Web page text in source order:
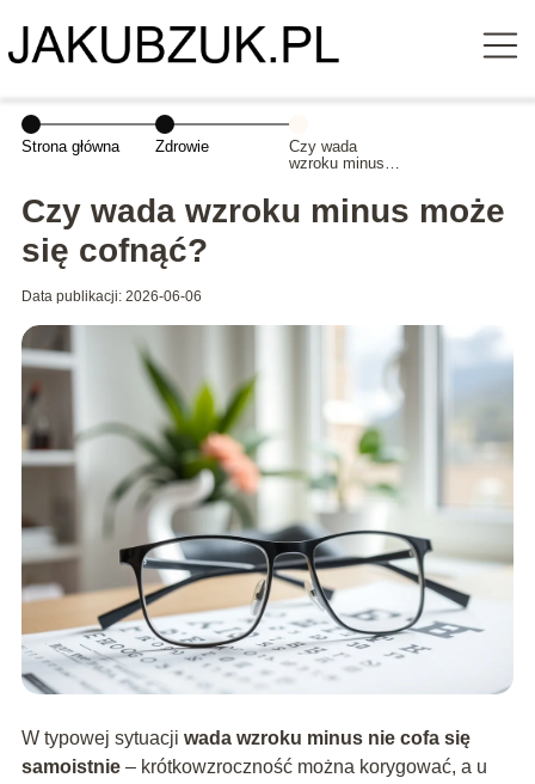
Strona główna Zdrowie
Czy wada
wzroku minus
cofnąć?
Czy wada wzroku minus może
się cofnąć?
Data publikacji: 2026-06-06
W typowej sytuacji wada wzroku minus nie cofa się
samoistnie– krótkowzroczność można korygować, a u